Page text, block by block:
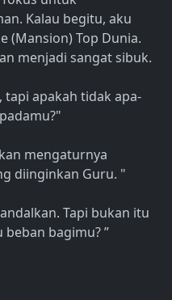
Kalau begitu, aku
(Mansion) Top Dunia.
menjadi sangat sibuk.
tapi apakah tidak apa-
mengaturnya
diinginkan Guru. "
Tapi bukan itu
bagimu? ”